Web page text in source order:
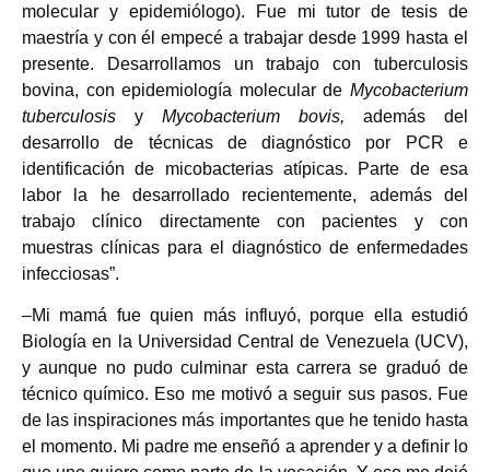
molecular y epidemiólogo). Fue mi tutor de tesis de
maestría y con él empecé a trabajar desde 1999 hasta el
presente. Desarrollamos un trabajo con tuberculosis
bovina, con epidemiología molecular de Mycobacterium
tuberculosis y Mycobacterium bovis, además del
desarrollo de técnicas de diagnóstico por PCR e
identificación de micobacterias atípicas. Parte de esa
labor la he desarrollado recientemente, además del
trabajo clínico directamente con pacientes y con
muestras clínicas para el diagnóstico de enfermedades
infecciosas”.
–Mi mamá fue quien más influyó, porque ella estudió
Biología en la Universidad Central de Venezuela (UCV),
y aunque no pudo culminar esta carrera se graduó de
técnico químico. Eso me motivó a seguir sus pasos. Fue
de las inspiraciones más importantes que he tenido hasta
el momento. Mi padre me enseñó a aprender y a definir lo